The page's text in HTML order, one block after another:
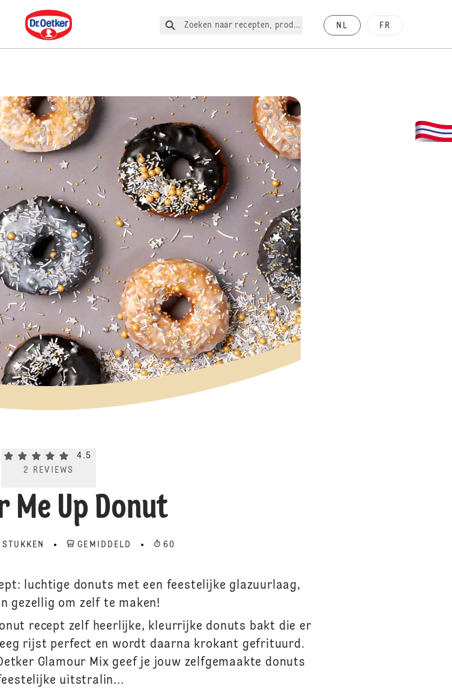
Dr. Oetker
Zoeken naar recepten, producten, enz. NL FR
Current rating 4.5. Click to rate.
4.5
2
REVIEWS
Me Up Donut
GEMIDDELD 60
luchtige donuts met een feestelijke glazuurlaag,
gezellig om zelf te maken!
recept zelf heerlijke, kleurrijke donuts bakt die er
rijst perfect en wordt daarna krokant gefrituurd.
Glamour Mix geef je jouw zelfgemaakte donuts
uitstralin...